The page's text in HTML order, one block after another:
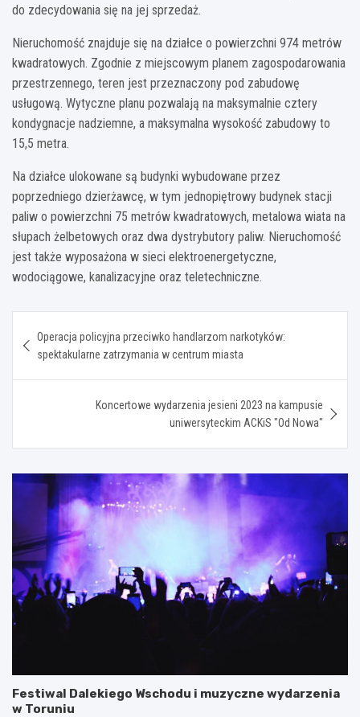
do zdecydowania się na jej sprzedaż.
Nieruchomość znajduje się na działce o powierzchni 974 metrów
kwadratowych. Zgodnie z miejscowym planem zagospodarowania
przestrzennego, teren jest przeznaczony pod zabudowę
usługową. Wytyczne planu pozwalają na maksymalnie cztery
kondygnacje nadziemne, a maksymalna wysokość zabudowy to
15,5 metra.
Na działce ulokowane są budynki wybudowane przez
poprzedniego dzierżawcę, w tym jednopiętrowy budynek stacji
paliw o powierzchni 75 metrów kwadratowych, metalowa wiata na
słupach żelbetowych oraz dwa dystrybutory paliw. Nieruchomość
jest także wyposażona w sieci elektroenergetyczne,
wodociągowe, kanalizacyjne oraz teletechniczne.
wpisu
Operacja policyjna przeciwko handlarzom narkotyków:
spektakularne zatrzymania w centrum miasta
Koncertowe wydarzenia jesieni 2023 na kampusie
uniwersyteckim ACKiS "Od Nowa"
Festiwal Dalekiego Wschodu i muzyczne wydarzenia
w Toruniu